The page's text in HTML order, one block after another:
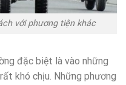
với phương tiện khác
đặc biệt là vào những
khó chịu. Những phương